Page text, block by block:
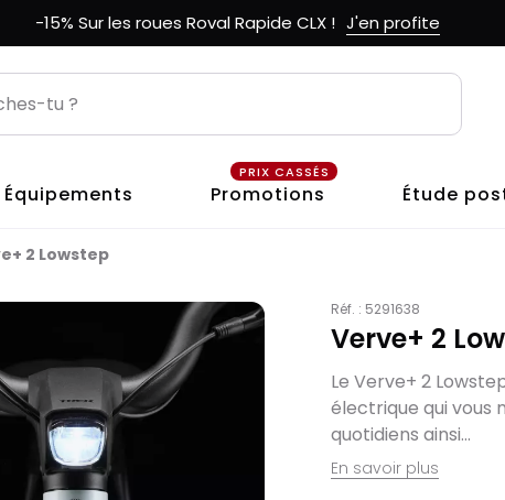
-15% Sur les roues Roval Rapide CLX ! J'en profite
Équipements Promotions
PRIX CASSÉS
Étude
2 Lowstep
Réf. : 5291638
Verve+ 2
Le Verve+ 2
électrique qui vous
quotidiens ainsi...
En savoir plus